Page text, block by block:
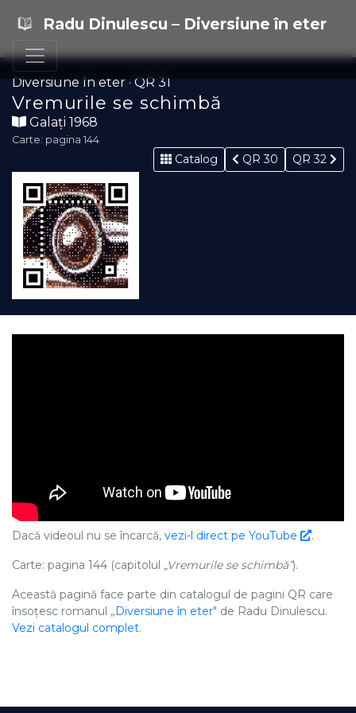
Radu Dinulescu – Diversiune în eter
Diversiune în eter · QR 31
Vremurile se schimbă
Galați 1968
Carte: pagina 144
Catalog QR 30 QR 32
Dacă videoul nu se încarcă, vezi-l direct pe YouTube .
Carte: pagina 144 (capitolul „Vremurile se schimbă”).
Această pagină face parte din catalogul de pagini QR care
însoțesc romanul „Diversiune în eter" de Radu Dinulescu.
Vezi catalogul complet.